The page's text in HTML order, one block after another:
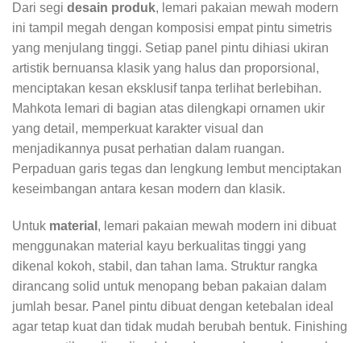
Dari segi desain produk, lemari pakaian mewah modern
ini tampil megah dengan komposisi empat pintu simetris
yang menjulang tinggi. Setiap panel pintu dihiasi ukiran
artistik bernuansa klasik yang halus dan proporsional,
menciptakan kesan eksklusif tanpa terlihat berlebihan.
Mahkota lemari di bagian atas dilengkapi ornamen ukir
yang detail, memperkuat karakter visual dan
menjadikannya pusat perhatian dalam ruangan.
Perpaduan garis tegas dan lengkung lembut menciptakan
keseimbangan antara kesan modern dan klasik.
Untuk material , lemari pakaian mewah modern ini dibuat
menggunakan material kayu berkualitas tinggi yang
dikenal kokoh, stabil, dan tahan lama. Struktur rangka
dirancang solid untuk menopang beban pakaian dalam
jumlah besar. Panel pintu dibuat dengan ketebalan ideal
agar tetap kuat dan tidak mudah berubah bentuk. Finishing